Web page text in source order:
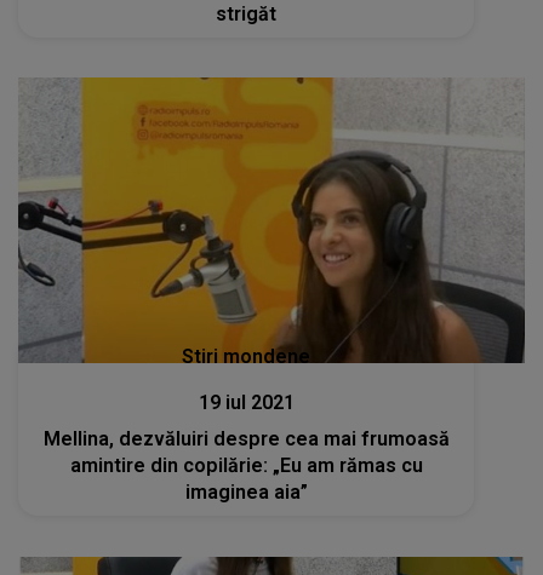
strigăt
Stiri mondene
19 iul 2021
Mellina, dezvăluiri despre cea mai frumoasă
amintire din copilărie: „Eu am rămas cu
imaginea aia”